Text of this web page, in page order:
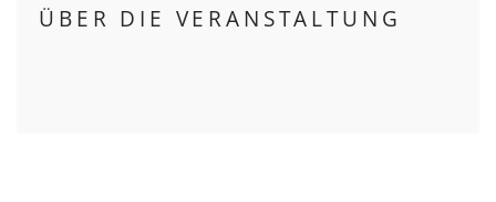
ÜBER DIE VERANSTALTUNG